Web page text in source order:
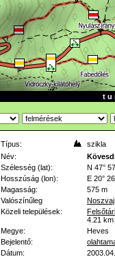
t u
Típus:
szikla
Név:
Szélesség (lat):
N 47°
Hosszúság (lon):
E 20°
Magasság:
575 m
Valószínűleg
Noszvaj
Közeli települések:
4.21 km
Megye:
Heves
Bejelentő:
Dátum: